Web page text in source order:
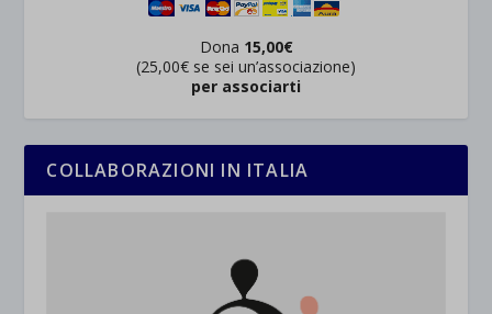
Dona 15,00€
(25,00€ se sei un’associazione)
per associarti
COLLABORAZIONI IN ITALIA